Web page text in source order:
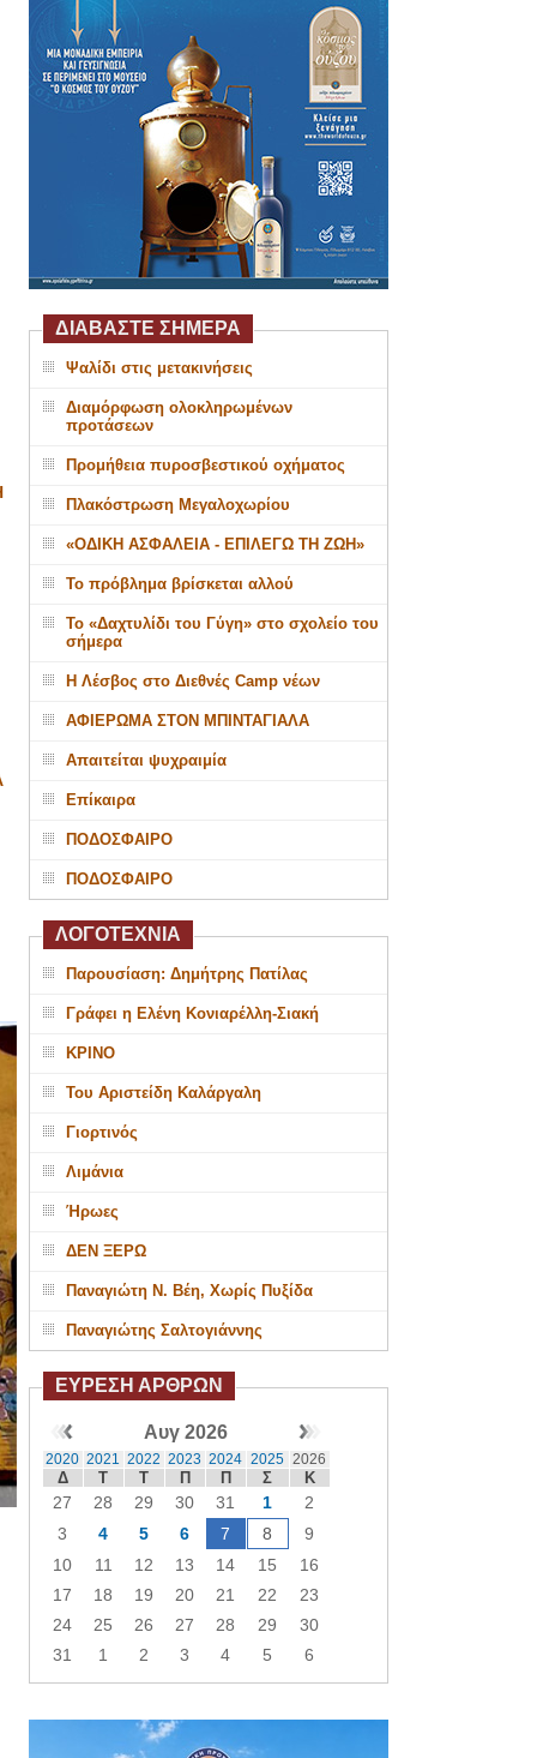
ΔΙΑΒΑΣΤΕ ΣΗΜΕΡΑ
Ψαλίδι στις μετακινήσεις
Διαμόρφωση ολοκληρωμένων
προτάσεων
Προμήθεια πυροσβεστικού οχήματος
Πλακόστρωση Μεγαλοχωρίου
«ΟΔΙΚΗ ΑΣΦΑΛΕΙΑ - ΕΠΙΛΕΓΩ ΤΗ ΖΩΗ»
Το πρόβλημα βρίσκεται αλλού
Το «Δαχτυλίδι του Γύγη» στο σχολείο του
σήμερα
Η Λέσβος στο Διεθνές Camp νέων
ΑΦΙΕΡΩΜΑ ΣΤΟΝ ΜΠΙΝΤΑΓΙΑΛΑ
Απαιτείται ψυχραιμία
Επίκαιρα
ΠΟΔΟΣΦΑΙΡΟ
ΠΟΔΟΣΦΑΙΡΟ
ΛΟΓΟΤΕΧΝΙΑ
Παρουσίαση: Δημήτρης Πατίλας
Γράφει η Ελένη Κονιαρέλλη-Σιακή
ΚΡΙΝΟ
Του Αριστείδη Καλάργαλη
Γιορτινός
Λιμάνια
Ήρωες
ΔΕΝ ΞΕΡΩ
Παναγιώτη Ν. Βέη, Χωρίς Πυξίδα
Παναγιώτης Σαλτογιάννης
ΕΥΡΕΣΗ ΑΡΘΡΩΝ
Αυγ 2026
2020 2021 2022 2023 2024 2025 2026
Δ Τ Τ Π Π Σ Κ
27 28 29 30 31 1
2
3
4 5 6 7 8
9
10
11 12 13 14 15
16
17
18 19 20 21 22
23
24
25 26 27 28 29
30
31
1 2 3 4 5 6